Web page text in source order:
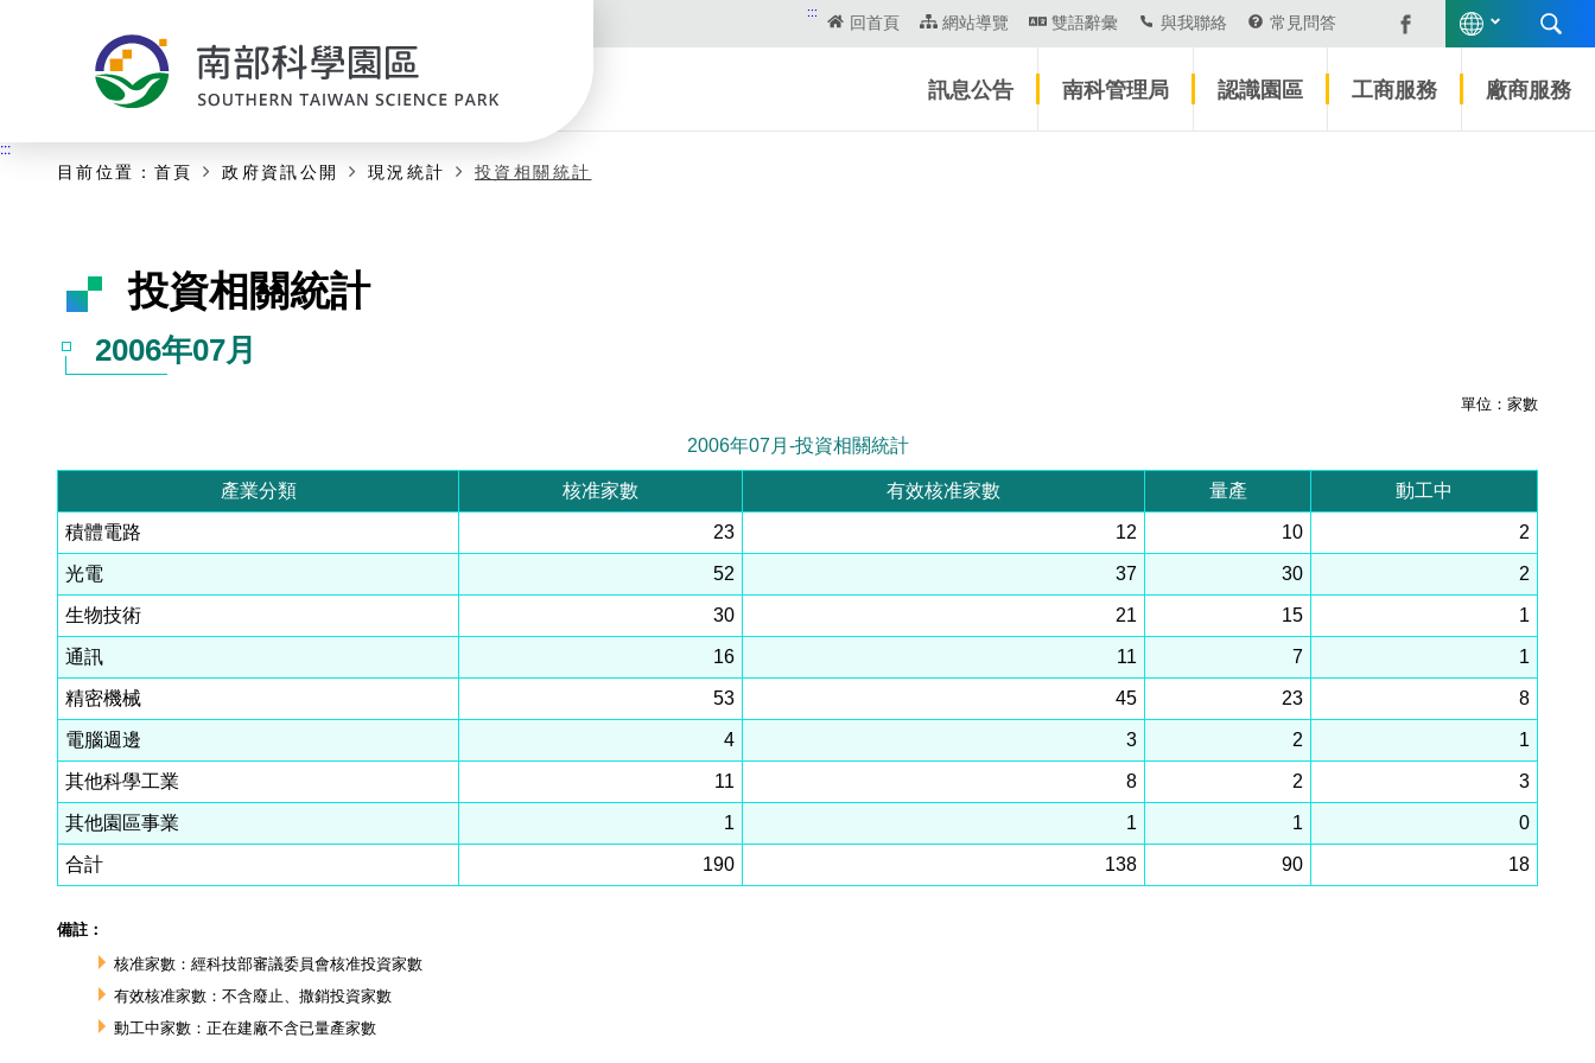
::: 回首頁 網站導覽 雙語辭彙 與我聯絡 常見問答
訊息公告 南科管理局 認識園區 工商服務 廠商服務
主要內容開始
:::
目前位置： 首頁 政府資訊公開 現況統計 投資相關統計